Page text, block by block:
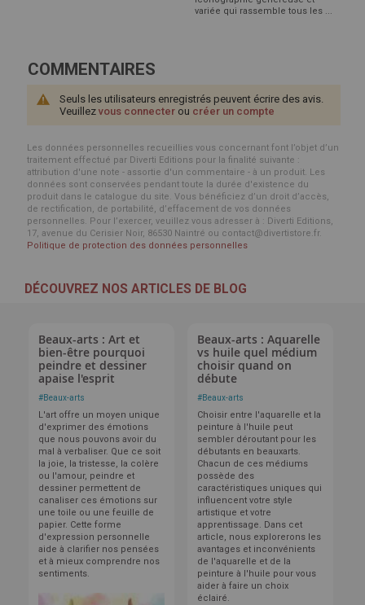
variée qui rassemble tous les ...
COMMENTAIRES
Seuls les utilisateurs enregistrés peuvent écrire des avis.
Veuillez vous connecter ou créer un compte
Les données personnelles recueillies vous concernant font l’objet d’un
traitement effectué par Diverti Editions pour la finalité suivante :
attribution d'une note - assortie d'un commentaire - à un produit. Les
données sont conservées pendant toute la durée d'existence du
produit dans le catalogue du site. Vous bénéficiez d’un droit d’accès,
de rectification, de portabilité, d’effacement de vos données
personnelles. Pour l’exercer, veuillez vous adresser à : Diverti Editions,
17, avenue du Cerisier Noir, 86530 Naintré ou contact@divertistore.fr.
Politique de protection des données personnelles
DÉCOUVREZ NOS ARTICLES DE BLOG
Beaux-arts : Art et
bien-être pourquoi
peindre et dessiner
apaise l'esprit
#Beaux-arts
L'art offre un moyen unique
d'exprimer des émotions
que nous pouvons avoir du
mal à verbaliser. Que ce soit
la joie, la tristesse, la colère
ou l'amour, peindre et
dessiner permettent de
canaliser ces émotions sur
une toile ou une feuille de
papier. Cette forme
d'expression personnelle
aide à clarifier nos pensées
et à mieux comprendre nos
sentiments.
Beaux-arts : Aquarelle
vs huile quel médium
choisir quand on
débute
#Beaux-arts
Choisir entre l'aquarelle et la
peinture à l'huile peut
sembler déroutant pour les
débutants en beauxarts.
Chacun de ces médiums
possède des
caractéristiques uniques qui
influencent votre style
artistique et votre
apprentissage. Dans cet
article, nous explorerons les
avantages et inconvénients
de l'aquarelle et de la
peinture à l'huile pour vous
aider à faire un choix
éclairé.